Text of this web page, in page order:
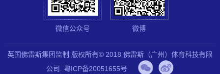
微信公众号 微博
英国佛雷斯集团监制 版权所有© 2018 佛雷斯（广州）体育科技有限
公司. 粤ICP备20051655号